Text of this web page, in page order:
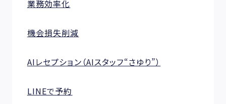
業務効率化
機会損失削減
AIレセプション（AIスタッフ“さゆり”）
LINEで予約